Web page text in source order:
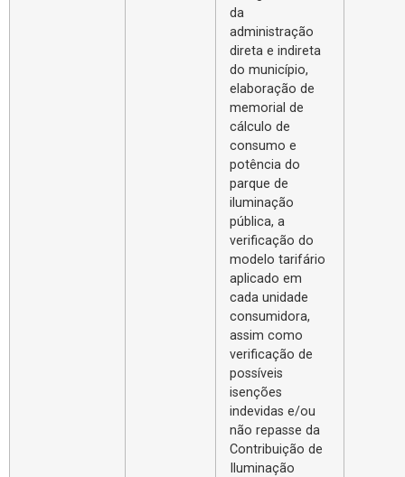
da
administração
direta e indireta
do município,
elaboração de
memorial de
cálculo de
consumo e
potência do
parque de
iluminação
pública, a
verificação do
modelo tarifário
aplicado em
cada unidade
consumidora,
assim como
verificação de
possíveis
isenções
indevidas e/ou
não repasse da
Contribuição de
Iluminação